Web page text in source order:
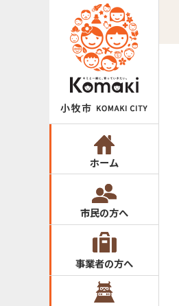
ホーム
市民の方へ
事業者の方へ